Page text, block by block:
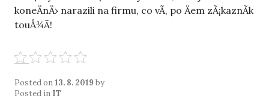
koneÄnÄ› narazili na firmu, co vÃ­, po Äem zÃ¡kaznÃ­k
touÅ¾Ã­!
Posted on13. 8. 2019 by
Posted in IT